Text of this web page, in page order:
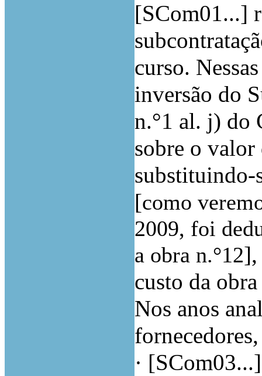
[SCom01...]
curso.
inversão do
n.°1 al. j) do
sobre o valor
substituindo-
[como
2009, foi
a obra n.°12],
custo da
Nos anos
·